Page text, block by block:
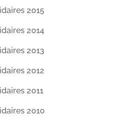
2015
2014
2013
2012
2011
2010